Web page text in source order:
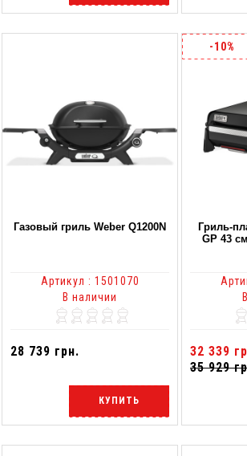
Газовый гриль Weber Q1200N
Артикул : 1501070
В наличии
28 739 грн.
КУПИТЬ
-10%
Гриль-
GP 43
32 339
35 929